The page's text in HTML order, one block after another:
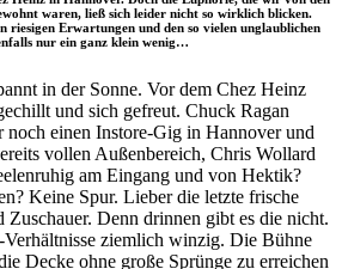
waren, ließ sich leider nicht so wirklich blicken.
riesigen Erwartungen und den so vielen unglaublichen
nur ein ganz klein wenig…
in der Sonne. Vor dem Chez Heinz
und sich gefreut. Chuck Ragan
noch einen Instore-Gig in Hannover und
vollen Außenbereich, Chris Wollard
am Eingang und von Hektik?
Keine Spur. Lieber die letzte frische
Denn drinnen gibt es die nicht.
ziemlich winzig. Die Bühne
Decke ohne große Sprünge zu erreichen